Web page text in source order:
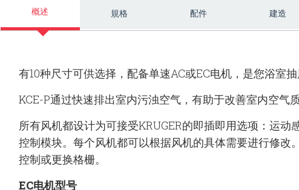
概述 規格 配件 建造
有10种尺寸可供选择，配备单速AC或EC电机， 是您浴室
KCE-P通过快速排出室内污浊空气，有助于改善室内空气质
所有风机都设计为可接受KRUGER的即插即用选项：运动
控制模块。每个风机都可以根据风机的具体需要进行修改
控制或更换格栅。
EC电机型号